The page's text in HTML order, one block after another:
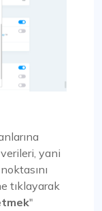
verileri, yani
tıklayarak
"